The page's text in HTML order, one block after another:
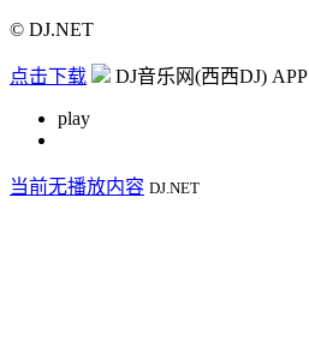
© DJ.NET
点击下载 DJ音乐网(西西DJ) APP
play
当前无播放内容 DJ.NET